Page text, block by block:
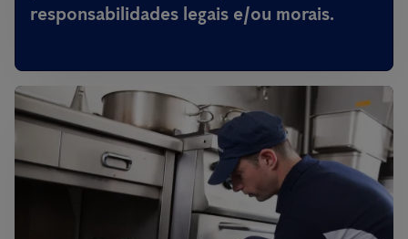
responsabilidades legais e/ou morais.